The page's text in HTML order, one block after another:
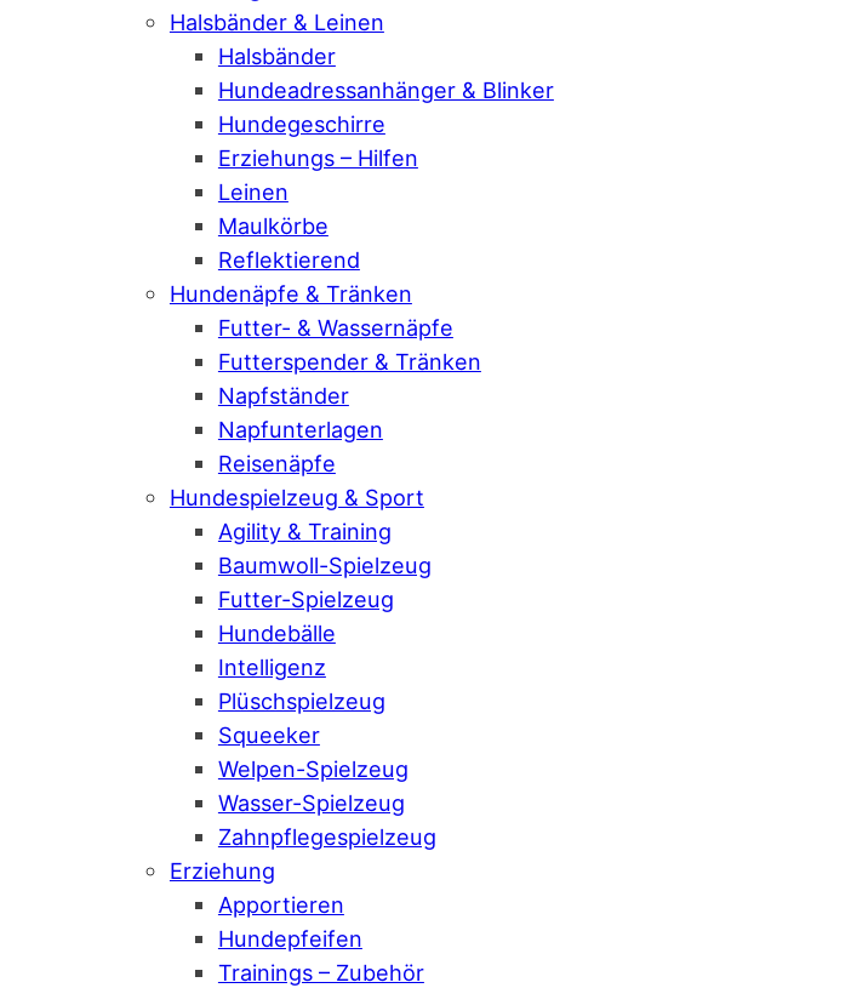
Halsbänder & Leinen
Halsbänder
Hundeadressanhänger & Blinker
Hundegeschirre
Erziehungs – Hilfen
Leinen
Maulkörbe
Reflektierend
Hundenäpfe & Tränken
Futter- & Wassernäpfe
Futterspender & Tränken
Napfständer
Napfunterlagen
Reisenäpfe
Hundespielzeug & Sport
Agility & Training
Baumwoll-Spielzeug
Futter-Spielzeug
Hundebälle
Intelligenz
Plüschspielzeug
Squeeker
Welpen-Spielzeug
Wasser-Spielzeug
Zahnpflegespielzeug
Erziehung
Apportieren
Hundepfeifen
Trainings – Zubehör